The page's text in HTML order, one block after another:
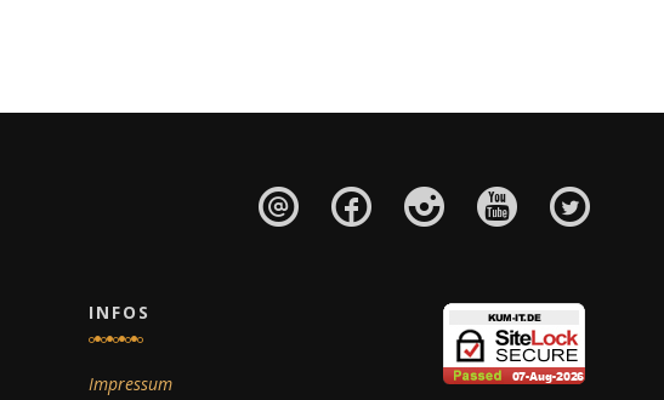
INFOS
Impressum